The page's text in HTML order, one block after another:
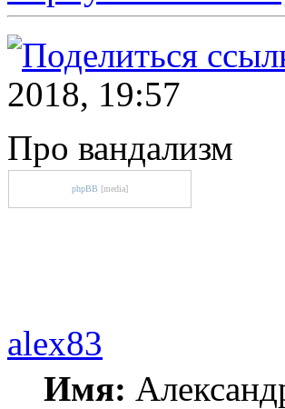
2018, 19:57
Про вандализм
phpBB [media]
alex83
Имя: